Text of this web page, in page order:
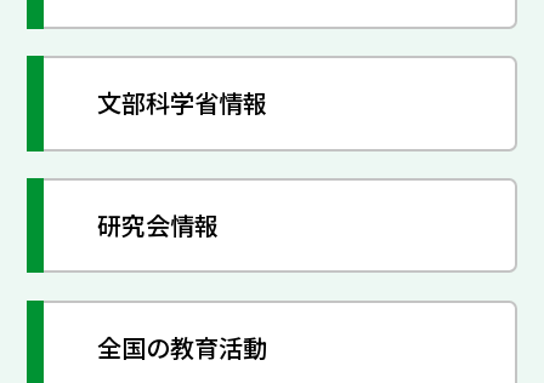
文部科学省情報
研究会情報
全国の教育活動